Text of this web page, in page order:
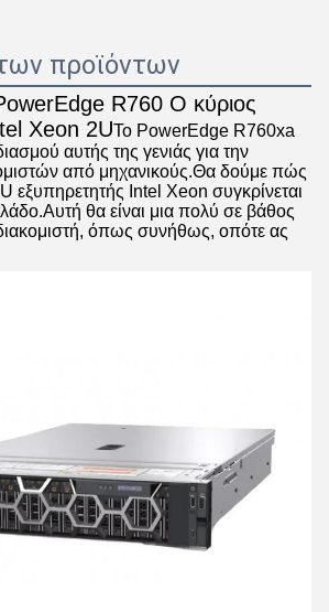
προϊόντων
R760 Ο κύριος
Xeon 2UΤο PowerEdge R760xa
αυτής της γενιάς για την
από μηχανικούς.Θα δούμε πώς
εξυπηρετητής Intel Xeon συγκρίνεται
θα είναι μια πολύ σε βάθος
όπως συνήθως, οπότε ας